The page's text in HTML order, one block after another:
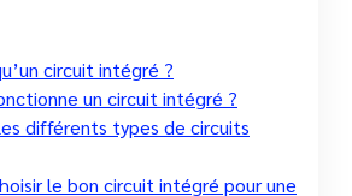
circuit intégré ?
un circuit intégré ?
différents types de circuits
le bon circuit intégré pour une